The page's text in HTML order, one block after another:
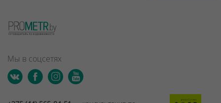
Мы в соцсетях